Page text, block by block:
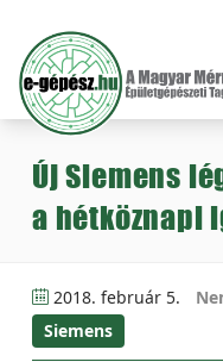
Új Siemens
a hétköznapi
2018. február 5.
Siemens